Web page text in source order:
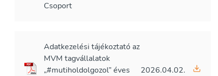
Csoport
Adatkezelési tájékoztató az
MVM tagvállalatok
„#mutiholdolgozol” éves
2026.04.02.